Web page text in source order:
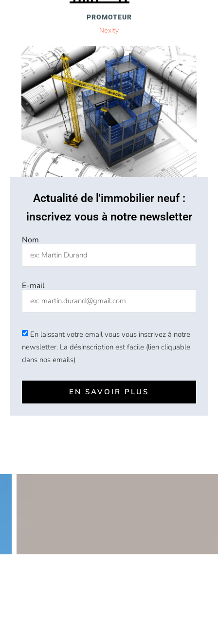
PROMOTEUR
Nexity
Actualité de l'immobilier neuf :
inscrivez vous à notre newsletter
Nom
E-mail
En laissant votre email vous vous inscrivez à notre
newsletter. La désinscription est facile (lien cliquable
dans nos emails)
EN SAVOIR PLUS